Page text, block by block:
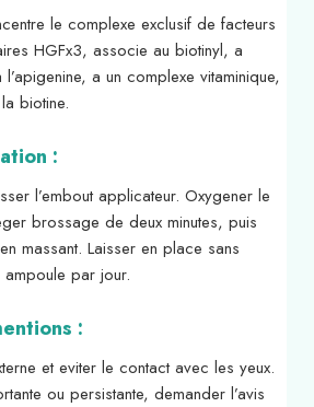
le complexe exclusif de facteurs
HGFx3, associe au biotinyl, a
a un complexe vitaminique,
biotine.
:
l’embout applicateur. Oxygener le
brossage de deux minutes, puis
massant. Laisser en place sans
ampoule par jour.
:
et eviter le contact avec les yeux.
ou persistante, demander l’avis